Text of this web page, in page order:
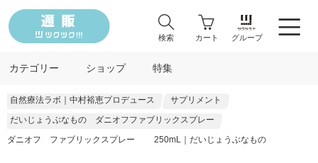
検索 カート グループ
カテゴリー ショップ 特集
自然療法ラボ｜中村裕恵プロデュース
サプリメント
だいじょうぶなもの ダニオフファブリックスプレー
ダニオフ ファブリックスプレー 250mL｜だいじょうぶなもの